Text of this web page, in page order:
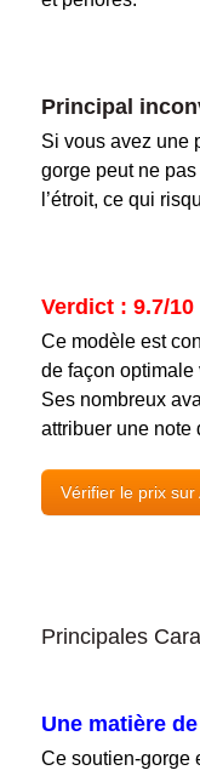
Principal
Si vous avez une
gorge peut ne
l’étroit, ce qui
Verdict : 9.7/10
Ce modèle est
de façon optimale
Ses nombreux
attribuer une note
Vérifier le prix sur
Principales
Une matière
Ce soutien-gorge